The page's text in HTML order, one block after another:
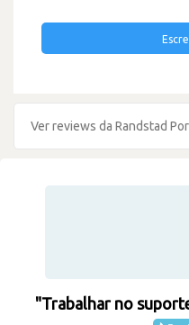
Ver reviews da Randstad
"Trabalhar no